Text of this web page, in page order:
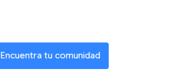
Encuentra tu comunidad